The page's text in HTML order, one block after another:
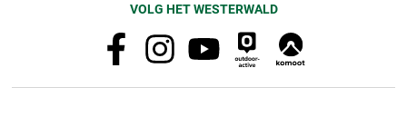
VOLG HET WESTERWALD